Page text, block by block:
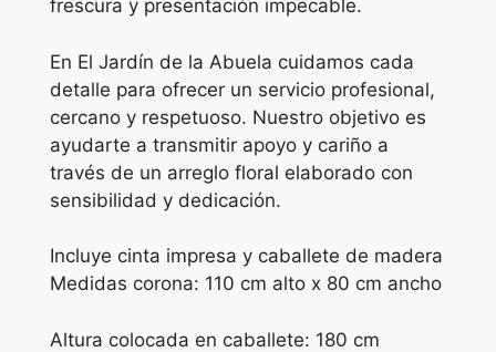
frescura y presentación impecable.
En El Jardín de la Abuela cuidamos cada
detalle para ofrecer un servicio profesional,
cercano y respetuoso. Nuestro objetivo es
ayudarte a transmitir apoyo y cariño a
través de un arreglo floral elaborado con
sensibilidad y dedicación.
Incluye cinta impresa y caballete de madera
Medidas corona: 110 cm alto x 80 cm ancho
Altura colocada en caballete: 180 cm